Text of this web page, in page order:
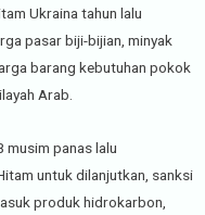
Ukraina tahun lalu
pasar biji-bijian, minyak
barang kebutuhan pokok
Arab.
musim panas lalu
untuk dilanjutkan, sanksi
produk hidrokarbon,